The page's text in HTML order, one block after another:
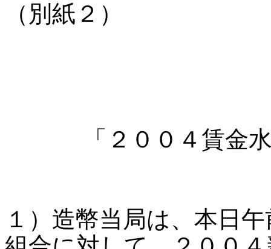
（別紙２）
「２００４賃金
１）造幣当局は、本日